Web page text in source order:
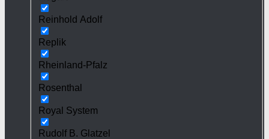
Reinhold Adolf
Replik
Rheinland-Pfalz
Rosenthal
Royal System
Rudolf B. Glatzel